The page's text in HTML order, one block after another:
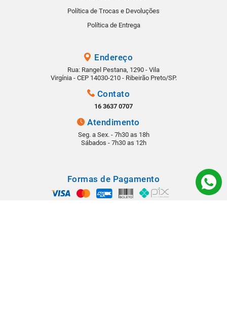
Política de Trocas e Devoluções
Política de Entrega
Endereço
Rua: Rangel Pestana, 1290 - Vila
Virgínia - CEP 14030-210 - Ribeirão Preto/SP.
Contato
16 3637 0707
Atendimento
Seg. a Sex. - 7h30 as 18h
Sábados - 7h30 as 12h
Formas de Pagamento